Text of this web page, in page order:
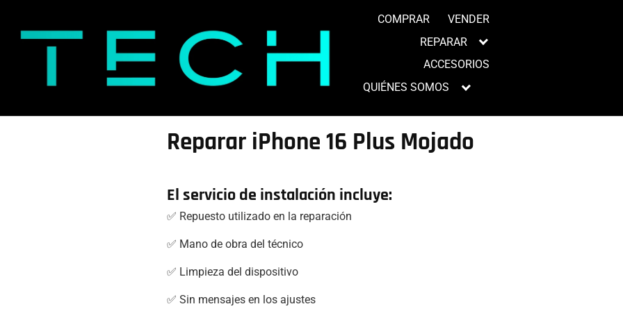
COMPRAR
VENDER
REPARAR
ACCESORIOS
QUIÉNES SOMOS
Reparar iPhone 16 Plus Mojado
El servicio de instalación incluye:
✅ Repuesto utilizado en la reparación
✅ Mano de obra del técnico
✅ Limpieza del dispositivo
✅ Sin mensajes en los ajustes